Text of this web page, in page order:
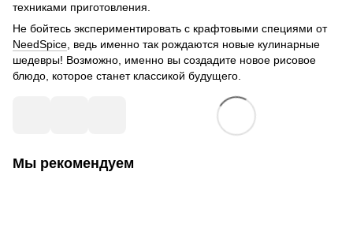
техниками приготовления.
Не бойтесь экспериментировать с крафтовыми специями от
NeedSpice, ведь именно так рождаются новые кулинарные
шедевры! Возможно, именно вы создадите новое рисовое
блюдо, которое станет классикой будущего.
Мы рекомендуем